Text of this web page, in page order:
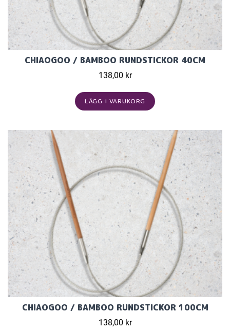
CHIAOGOO / BAMBOO RUNDSTICKOR 40CM
138,00 kr
LÄGG I VARUKORG
CHIAOGOO / BAMBOO RUNDSTICKOR 100CM
138,00 kr